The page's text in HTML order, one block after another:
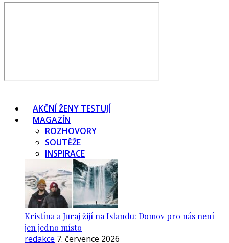
AKČNÍ ŽENY TESTUJÍ
MAGAZÍN
ROZHOVORY
SOUTĚŽE
INSPIRACE
Kristína a Juraj žijí na Islandu: Domov pro nás není
jen jedno místo
redakce 7. července 2026